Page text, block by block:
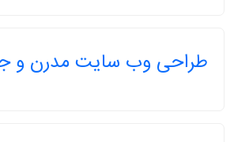
طراحی وب سایت مدرن و